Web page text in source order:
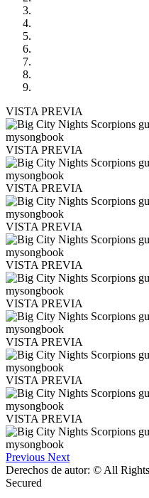
VISTA PREVIA
VISTA PREVIA
VISTA PREVIA
VISTA PREVIA
VISTA PREVIA
VISTA PREVIA
VISTA PREVIA
VISTA PREVIA
VISTA PREVIA
Previous Next
Derechos de autor: © All
Secured